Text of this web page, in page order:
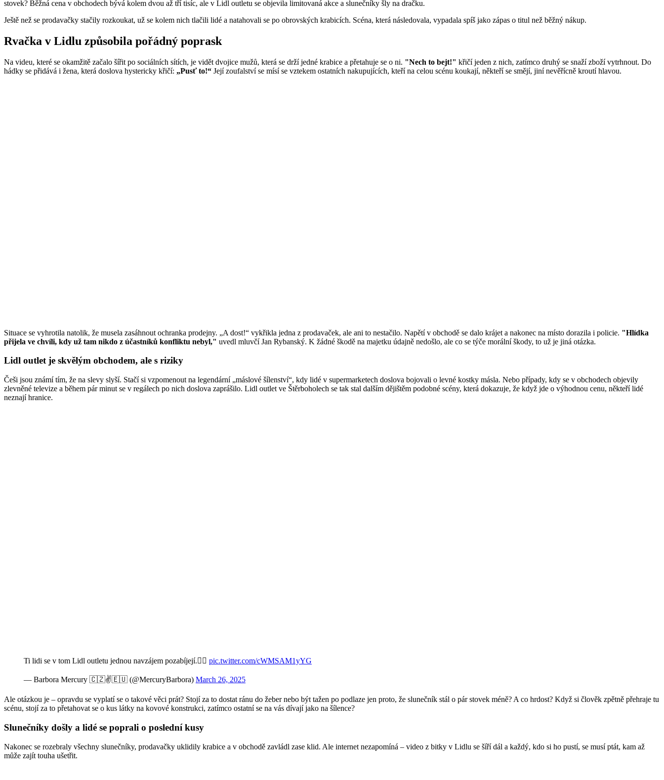
stovek? Běžná cena v obchodech bývá kolem dvou až tří tisíc, ale v Lidl outletu se objevila limitovaná akce a slunečníky šly na dračku.
Ještě než se prodavačky stačily rozkoukat, už se kolem nich tlačili lidé a natahovali se po obrovských krabicích. Scéna, která následovala, vypadala spíš jako zápas o titul než běžný nákup.
Rvačka v Lidlu způsobila pořádný poprask
Na videu, které se okamžitě začalo šířit po sociálních sítích, je vidět dvojice mužů, která se drží jedné krabice a přetahuje se o ni. "Nech to bejt!" křičí jeden z nich, zatímco druhý se snaží zboží vytrhnout. Do
hádky se přidává i žena, která doslova hystericky křičí: „Pusť to!“ Její zoufalství se mísí se vztekem ostatních nakupujících, kteří na celou scénu koukají, někteří se smějí, jiní nevěřícně kroutí hlavou.
Situace se vyhrotila natolik, že musela zasáhnout ochranka prodejny. „A dost!“ vykřikla jedna z prodavaček, ale ani to nestačilo. Napětí v obchodě se dalo krájet a nakonec na místo dorazila i policie. "Hlídka
přijela ve chvíli, kdy už tam nikdo z účastníků konfliktu nebyl," uvedl mluvčí Jan Rybanský. K žádné škodě na majetku údajně nedošlo, ale co se týče morální škody, to už je jiná otázka.
Lidl outlet je skvělým obchodem, ale s riziky
Češi jsou známí tím, že na slevy slyší. Stačí si vzpomenout na legendární „máslové šílenství“, kdy lidé v supermarketech doslova bojovali o levné kostky másla. Nebo případy, kdy se v obchodech objevily
zlevněné televize a během pár minut se v regálech po nich doslova zaprášilo. Lidl outlet ve Štěrboholech se tak stal dalším dějištěm podobné scény, která dokazuje, že když jde o výhodnou cenu, někteří lidé
neznají hranice.
Ti lidi se v tom Lidl outletu jednou navzájem pozabíjejí.🤦‍♀️ pic.twitter.com/cWMSAM1yYG
— Barbora Mercury 🇨🇿✌️🇪🇺 (@MercuryBarbora) March 26, 2025
Ale otázkou je – opravdu se vyplatí se o takové věci prát? Stojí za to dostat ránu do žeber nebo být tažen po podlaze jen proto, že slunečník stál o pár stovek méně? A co hrdost? Když si člověk zpětně přehraje tu
scénu, stojí za to přetahovat se o kus látky na kovové konstrukci, zatímco ostatní se na vás dívají jako na šílence?
Slunečníky došly a lidé se poprali o poslední kusy
Nakonec se rozebraly všechny slunečníky, prodavačky uklidily krabice a v obchodě zavládl zase klid. Ale internet nezapomíná – video z bitky v Lidlu se šíří dál a každý, kdo si ho pustí, se musí ptát, kam až
může zajít touha ušetřit.